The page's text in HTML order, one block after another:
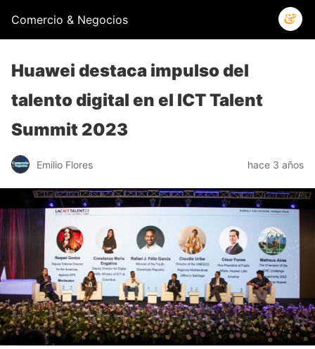
Comercio & Negocios
Huawei destaca impulso del
talento digital en el ICT Talent
Summit 2023
Emilio Flores hace 3 años